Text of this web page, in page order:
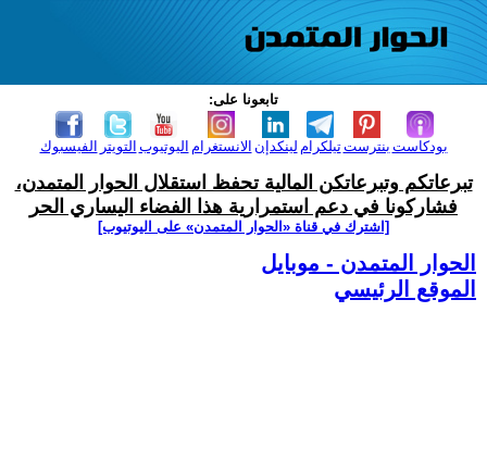
تابعونا على:
الفيسبوك التويتر اليوتيوب الانستغرام لينكدإن تيلكرامبنترست بودكاست
تبرعاتكم وتبرعاتكن المالية تحفظ استقلال الحوار المتمدن،
فشاركونا في دعم استمرارية هذا الفضاء اليساري الحر
[اشترك في قناة ‫«الحوار المتمدن» على اليوتيوب]
الحوار المتمدن - موبايل
الموقع الرئيسي